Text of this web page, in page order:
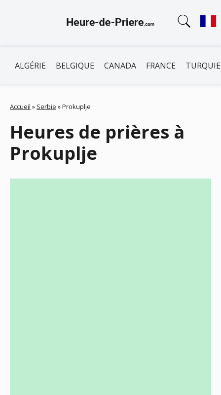
ALGÉRIE BELGIQUE CANADA FRANCE TURQUIE
Accueil » Serbie »Prokuplje
Heures de prières à
Prokuplje